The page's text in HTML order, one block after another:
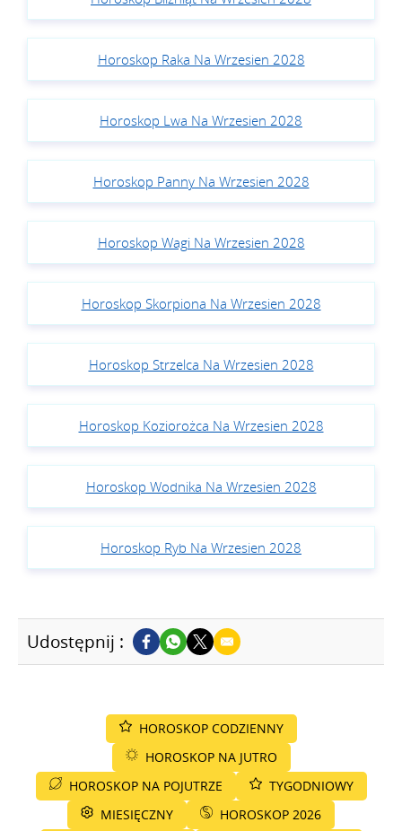
Horoskop Raka Na Wrzesien 2028
Horoskop Lwa Na Wrzesien 2028
Horoskop Panny Na Wrzesien 2028
Horoskop Wagi Na Wrzesien 2028
Horoskop Skorpiona Na Wrzesien 2028
Horoskop Strzelca Na Wrzesien 2028
Horoskop Koziorożca Na Wrzesien 2028
Horoskop Wodnika Na Wrzesien 2028
Horoskop Ryb Na Wrzesien 2028
Udostępnij :
HOROSKOP CODZIENNY
HOROSKOP NA JUTRO
HOROSKOP NA POJUTRZE
TYGODNIOWY
MIESIĘCZNY
HOROSKOP 2026